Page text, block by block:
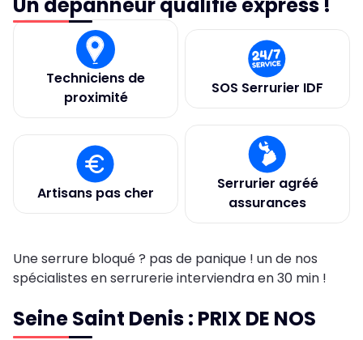
Techniciens de
proximité
SOS Serrurier IDF
Artisans pas cher
Serrurier agréé
assurances
Une serrure bloqué ? pas de panique ! un de nos
spécialistes en serrurerie interviendra en 30 min !
Seine Saint Denis : PRIX DE NOS